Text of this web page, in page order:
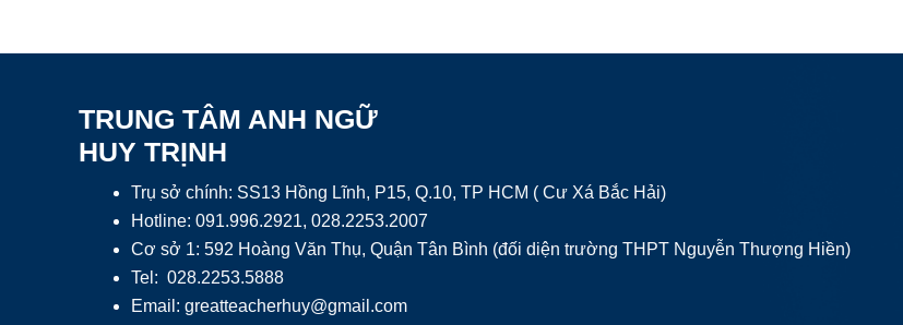
TRUNG TÂM ANH NGỮ
HUY TRỊNH
Trụ sở chính: SS13 Hồng Lĩnh, P15, Q.10, TP HCM ( Cư Xá Bắc Hải)
Hotline: 091.996.2921, 028.2253.2007
Cơ sở 1: 592 Hoàng Văn Thụ, Quận Tân Bình (đối diện trường THPT Nguyễn Thượng Hiền)
Tel: 028.2253.5888
Email: greatteacherhuy@gmail.com